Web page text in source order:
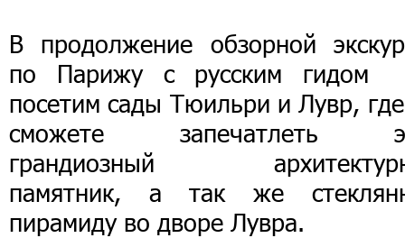
В продолжение обзорной
по Парижу с русским
посетим сады Тюильри и Лувр,
сможете запечатлеть
грандиозный
памятник, а так же
пирамиду во дворe Лувра.